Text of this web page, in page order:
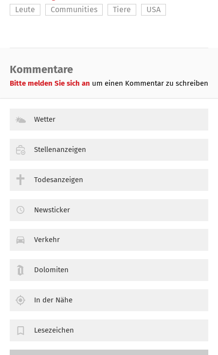
Leute
Communities Tiere USA
Kommentare
Bitte melden Sie sich an um einen Kommentar zu schreiben
Wetter
Stellenanzeigen
Todesanzeigen
Newsticker
Verkehr
Dolomiten
In der Nähe
Lesezeichen